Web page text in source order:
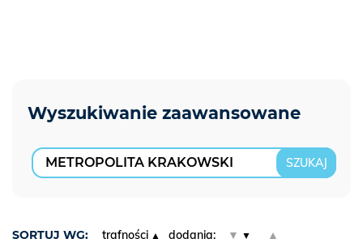
SORTUJ WG: trafności dodania: ▼ ▲